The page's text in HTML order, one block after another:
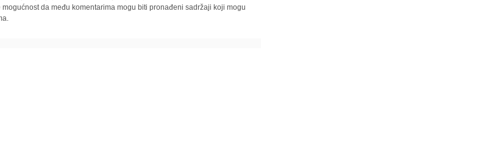
da među komentarima mogu biti pronađeni sadržaji koji mogu